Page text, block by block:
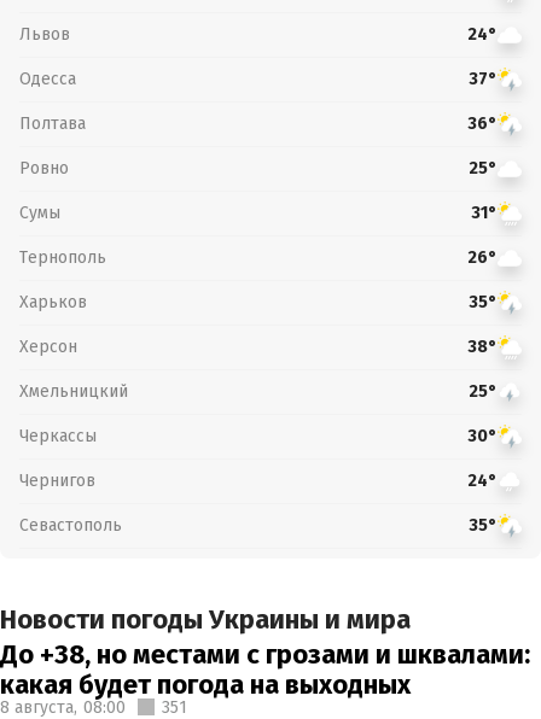
Львов 24°
Одесса 37°
Полтава 36°
Ровно 25°
Сумы 31°
Тернополь 26°
Харьков 35°
Херсон 38°
Хмельницкий 25°
Черкассы 30°
Чернигов 24°
Севастополь 35°
Новости погоды Украины и мира
До +38, но местами с грозами и шквалами:
какая будет погода на выходных
8 августа, 08:00 351